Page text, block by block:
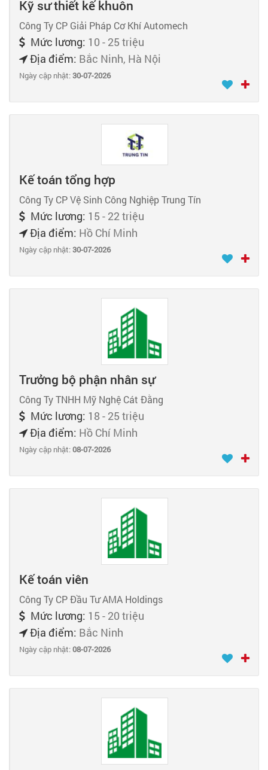
Kỹ sư thiết kế khuôn
Công Ty CP Giải Pháp Cơ Khí Automech
Mức lương: 10 - 25 triệu
Địa điểm: Bắc Ninh, Hà Nội
Ngày cập nhật:30-07-2026
Kế toán tổng hợp
Công Ty CP Vệ Sinh Công Nghiệp Trung Tín
Mức lương: 15 - 22 triệu
Địa điểm: Hồ Chí Minh
Ngày cập nhật:30-07-2026
Trưởng bộ phận nhân sự
Công Ty TNHH Mỹ Nghệ Cát Đằng
Mức lương: 18 - 25 triệu
Địa điểm: Hồ Chí Minh
Ngày cập nhật:08-07-2026
Kế toán viên
Công Ty CP Đầu Tư AMA Holdings
Mức lương: 15 - 20 triệu
Địa điểm: Bắc Ninh
Ngày cập nhật:08-07-2026